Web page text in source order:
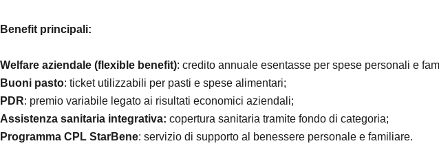
Benefit principali:
Welfare aziendale (flexible benefit): credito annuale esentasse per spese personali e
Buoni pasto: ticket utilizzabili per pasti e spese alimentari;
PDR: premio variabile legato ai risultati economici aziendali;
Assistenza sanitaria integrativa: copertura sanitaria tramite fondo di categoria;
Programma CPL StarBene: servizio di supporto al benessere personale e familiare.